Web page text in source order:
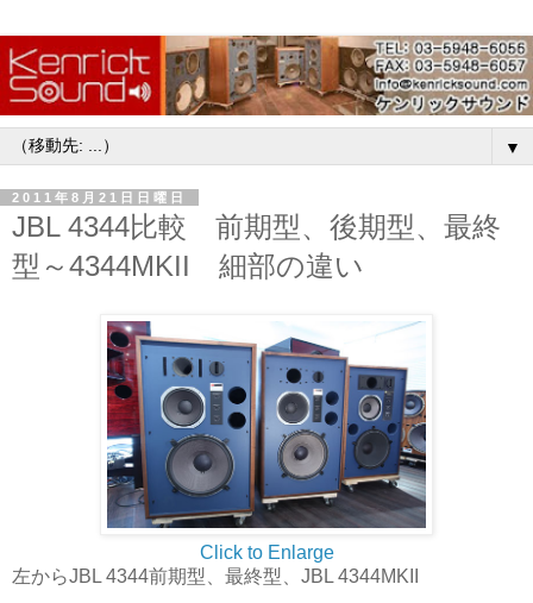
▼
2011年8月21日日曜日
JBL 4344比較 前期型、後期型、最終
型～4344MKII 細部の違い
Click to Enlarge
左からJBL 4344前期型、最終型、JBL 4344MKII